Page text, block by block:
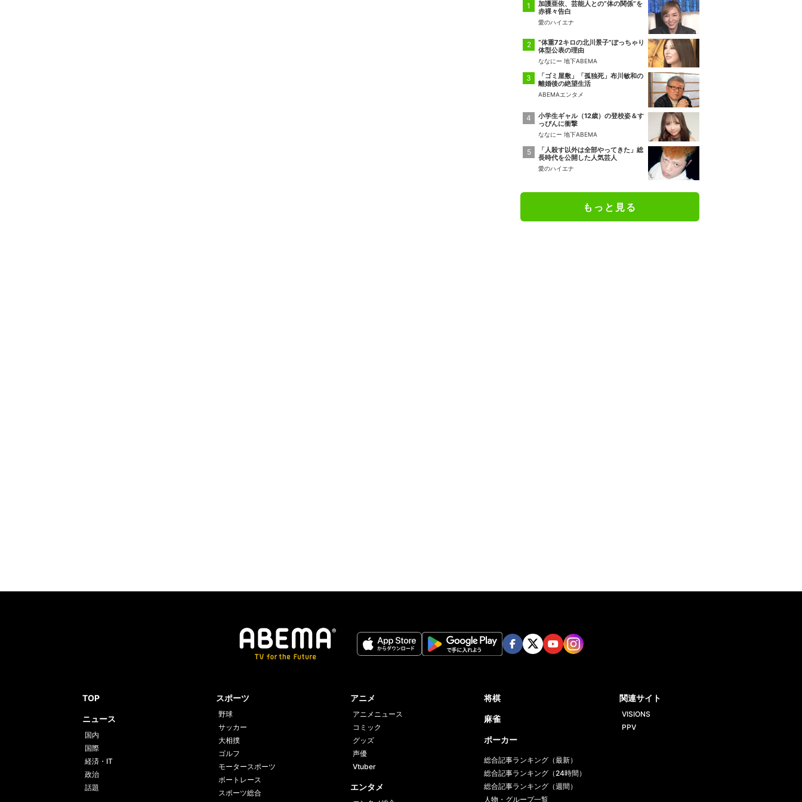
加護亜依、芸能人との“体の関係”を
赤裸々告白
愛のハイエナ
“体重72キロの北川景子”ぽっちゃり
体型公表の理由
ななにー 地下ABEMA
「ゴミ屋敷」「孤独死」布川敏和の
離婚後の絶望生活
ABEMAエンタメ
小学生ギャル（12歳）の登校姿＆す
っぴんに衝撃
ななにー 地下ABEMA
「人殺す以外は全部やってきた」総
長時代を公開した人気芸人
愛のハイエナ
もっと見る
TOP
ニュース
国内
国際
経済・IT
政治
話題
スポーツ
野球
サッカー
大相撲
ゴルフ
モータースポーツ
ボートレース
スポーツ総合
アニメ
アニメニュース
コミック
グッズ
声優
Vtuber
エンタメ
将棋
麻雀
ポーカー
総合記事ランキング（最新）
総合記事ランキング（24時間）
総合記事ランキング（週間）
人物・グループ一覧
関連サイト
VISIONS
PPV